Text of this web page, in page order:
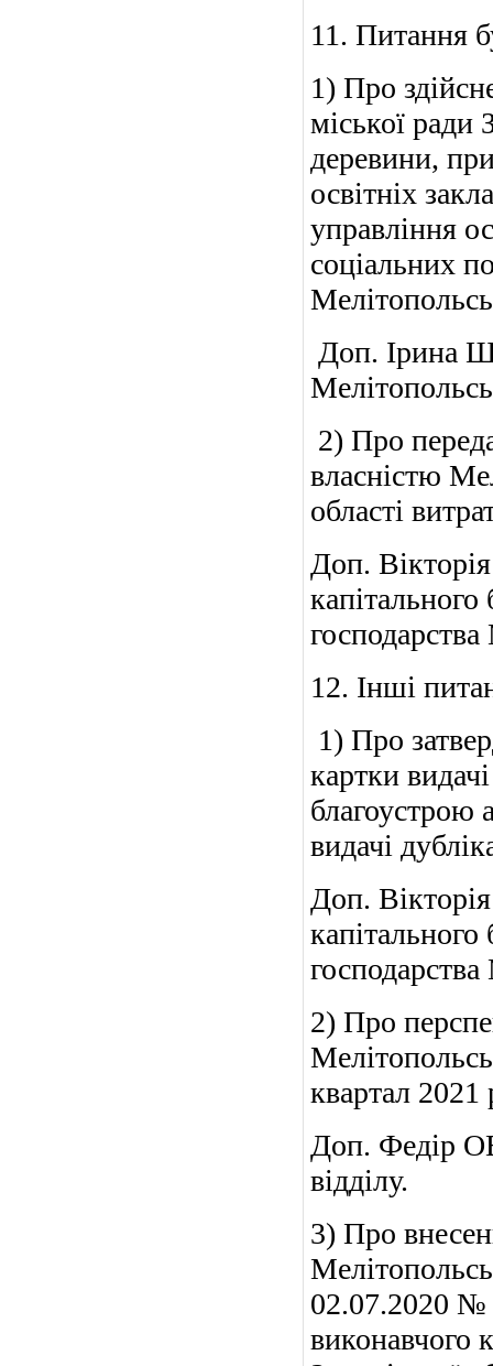
11. Питання
1) Про
міської ради
деревини,
освітніх
управління
соціальних
Доп. Ірина
2) Про
власністю
області
Доп.
12. Інші
1) Про
картки
благоустрою
видачі
Доп.
2) Про
квартал 2021
Доп. Федір
відділу.
3) Про
02.07.2020 №
виконавчого